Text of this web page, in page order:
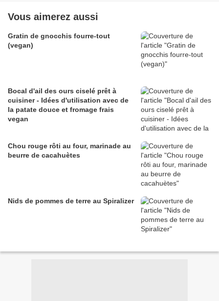
Vous aimerez aussi
Gratin de gnocchis fourre-tout
(vegan)
Bocal d'ail des ours ciselé prêt à
cuisiner - Idées d'utilisation avec de
la patate douce et fromage frais
vegan
Chou rouge rôti au four, marinade au
beurre de cacahuètes
Nids de pommes de terre au Spiralizer